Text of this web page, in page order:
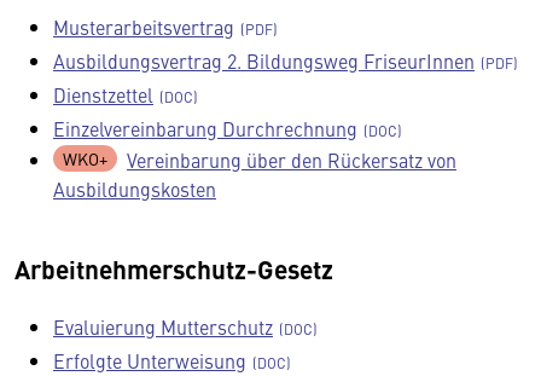
Musterarbeitsvertrag
Ausbildungsvertrag 2. Bildungsweg FriseurInnen
Dienstzettel
Einzelvereinbarung Durchrechnung
Vereinbarung über den Rückersatz von
Ausbildungskosten
Arbeitnehmerschutz-Gesetz
Evaluierung Mutterschutz
Erfolgte Unterweisung